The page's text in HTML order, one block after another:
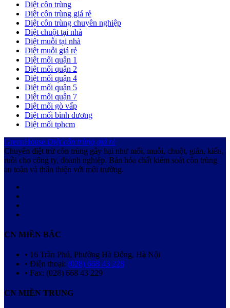
Diệt côn trùng
Diệt côn trùng giá rẻ
Diệt côn trùng chuyên nghiệp
Diệt chuột tại nhà
Diệt muỗi tại nhà
Diệt muỗi giá rẻ
Diệt mối quận 1
Diệt mối quận 2
Diệt mối quận 4
Diệt mối quận 5
Diệt mối quận 7
Diệt mối gò vấp
Diệt mối bình dương
Diệt mối tphcm
GreenHouse Diệt côn trùng giá rẻ
Chuyên diệt trừ côn trùng gây hại như mối, muỗi, chuột, gián, kiến,
ruồi cho công ty, doanh nghiệp. Bán hóa chất kiểm soát côn trùng
an toàn và thân thiện với môi trường.
CN MIỀN BẮC
• 16 Trần Phú, Phường Hà Đông, Hà Nội
• Điện thoại: (028) 668 43 228
• Fax: (028) 668 43 229
CN MIỀN TRUNG